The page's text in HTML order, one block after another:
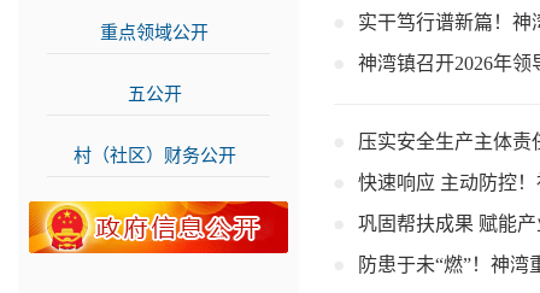
重点领域公开
五公开
村（社区）财务公开
实干笃行谱新篇！神
神湾镇召开2026年
压实安全生产主体责
快速响应 主动防控
巩固帮扶成果 赋能
防患于未“燃”！神湾